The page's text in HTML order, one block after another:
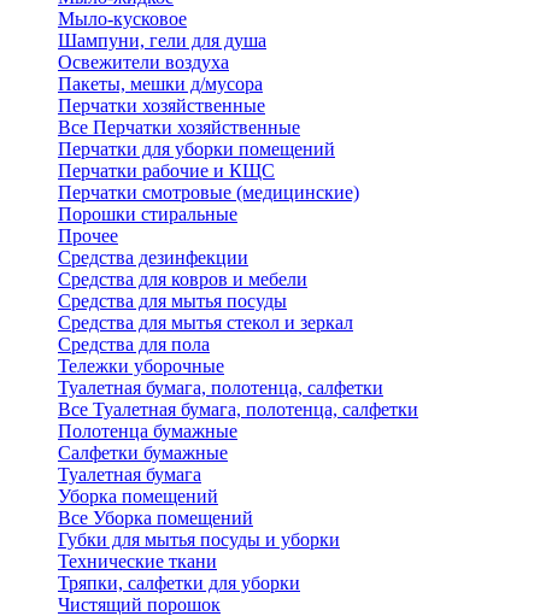
Мыло-кусковое
Шампуни, гели для душа
Освежители воздуха
Пакеты, мешки д/мусора
Перчатки хозяйственные
Все Перчатки хозяйственные
Перчатки для уборки помещений
Перчатки рабочие и КЩС
Перчатки смотровые (медицинские)
Порошки стиральные
Прочее
Средства дезинфекции
Средства для ковров и мебели
Средства для мытья посуды
Средства для мытья стекол и зеркал
Средства для пола
Тележки уборочные
Туалетная бумага, полотенца, салфетки
Все Туалетная бумага, полотенца, салфетки
Полотенца бумажные
Салфетки бумажные
Туалетная бумага
Уборка помещений
Все Уборка помещений
Губки для мытья посуды и уборки
Технические ткани
Тряпки, салфетки для уборки
Чистящий порошок